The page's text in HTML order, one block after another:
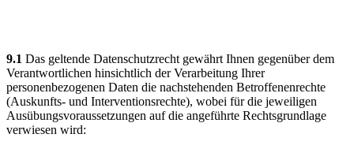
9.1 Das geltende Datenschutzrecht gewährt Ihnen gegenüber dem
Verantwortlichen hinsichtlich der Verarbeitung Ihrer
personenbezogenen Daten die nachstehenden Betroffenenrechte
(Auskunfts- und Interventionsrechte), wobei für die jeweiligen
Ausübungsvoraussetzungen auf die angeführte Rechtsgrundlage
verwiesen wird: